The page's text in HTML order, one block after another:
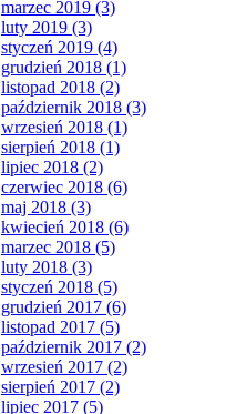
marzec 2019 (3)
luty 2019 (3)
styczeń 2019 (4)
grudzień 2018 (1)
listopad 2018 (2)
październik 2018 (3)
wrzesień 2018 (1)
sierpień 2018 (1)
lipiec 2018 (2)
czerwiec 2018 (6)
maj 2018 (3)
kwiecień 2018 (6)
marzec 2018 (5)
luty 2018 (3)
styczeń 2018 (5)
grudzień 2017 (6)
listopad 2017 (5)
październik 2017 (2)
wrzesień 2017 (2)
sierpień 2017 (2)
lipiec 2017 (5)